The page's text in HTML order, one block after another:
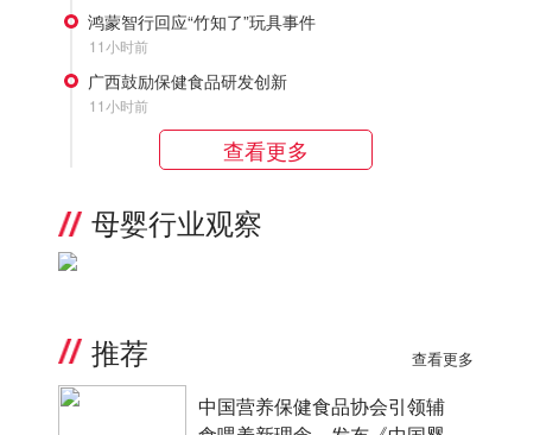
鸿蒙智行回应“竹知了”玩具事件
11小时前
广西鼓励保健食品研发创新
11小时前
查看更多
母婴行业观察
推荐 查看更多
中国营养保健食品协会引领辅